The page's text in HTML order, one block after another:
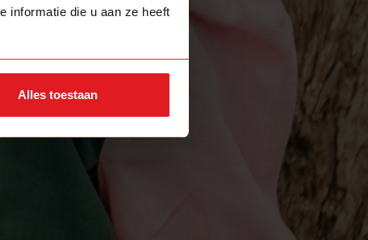
informatie die u aan ze heeft
Alles toestaan